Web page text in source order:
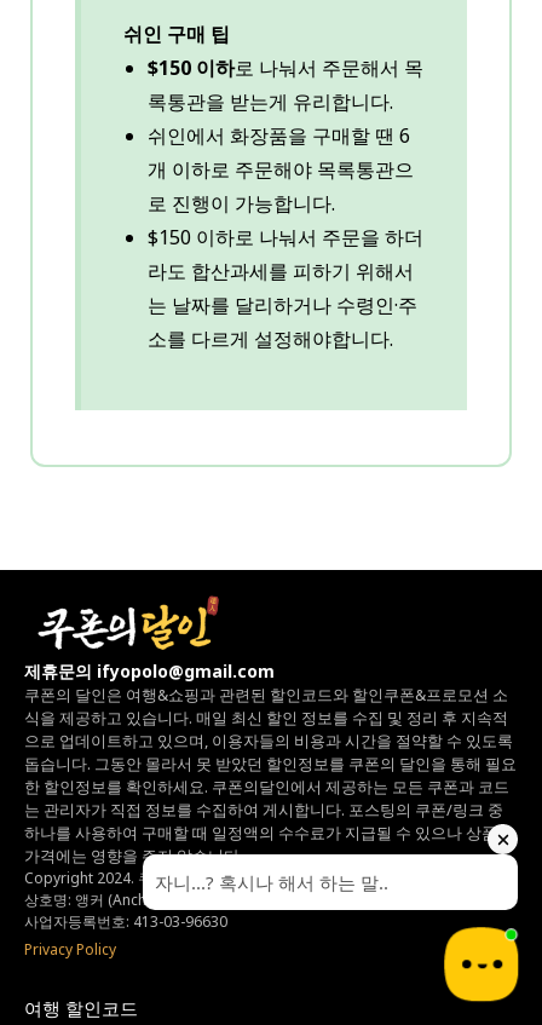
쉬인 구매 팁
$150 이하로 나눠서 주문해서 목
록통관을 받는게 유리합니다.
쉬인에서 화장품을 구매할 땐 6
개 이하로 주문해야 목록통관으
로 진행이 가능합니다.
$150 이하로 나눠서 주문을 하더
라도 합산과세를 피하기 위해서
는 날짜를 달리하거나 수령인·주
소를 다르게 설정해야합니다.
제휴문의 ifyopolo@gmail.com
쿠폰의 달인은 여행&쇼핑과 관련된 할인코드와 할인쿠폰&프로모션 소
식을 제공하고 있습니다. 매일 최신 할인 정보를 수집 및 정리 후 지속적
으로 업데이트하고 있으며, 이용자들의 비용과 시간을 절약할 수 있도록
돕습니다. 그동안 몰라서 못 받았던 할인정보를 쿠폰의 달인을 통해 필요
한 할인정보를 확인하세요. 쿠폰의달인에서 제공하는 모든 쿠폰과 코드
는 관리자가 직접 정보를 수집하여 게시합니다. 포스팅의 쿠폰/링크 중
하나를 사용하여 구매할 때 일정액의 수수료가 지급될 수 있으나상품의
가격에는 영향을 주지 않습니다.
Copyright 2024. 쿠폰의달인 All rights reserved.
상호명: 앵커 (Anchor)
사업자등록번호: 413-03-96630
Privacy Policy
여행 할인코드